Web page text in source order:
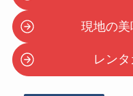
現地の
レン